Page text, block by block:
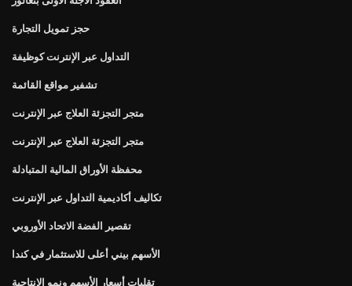
حجز تمويل التجارة
التداول عبر الإنترنت كوظيفة
تشفير مواقع القائمة
متجر التجزئة العلاج عبر الإنترنت
متجر التجزئة العلاج عبر الإنترنت
محفظة الأوراق المالية المتبادلة
تكاليف أكاديمية التداول عبر الإنترنت
تقصير الفضة الاتحاد الأوروبي
الأسهم بيني أعلى للاستثمار في كندا
تقلبات أسعار الأسهم ونمو الإنتاجية